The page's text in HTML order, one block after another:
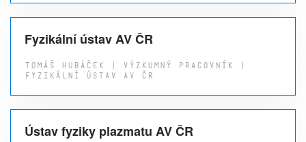
Fyzikální ústav AV ČR
TOMÁŠ HUBÁČEK | VÝZKUMNÝ PRACOVNÍK |
FYZIKÁLNÍ ÚSTAV AV ČR
Ústav fyziky plazmatu AV ČR